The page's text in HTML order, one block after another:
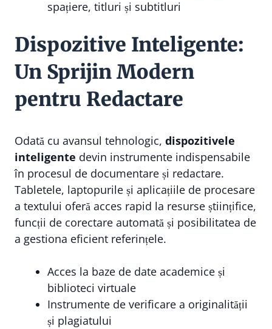
spațiere, titluri și subtitluri
Dispozitive Inteligente:
Un Sprijin Modern
pentru Redactare
Odată cu avansul tehnologic, dispozitivele
inteligente devin instrumente indispensabile
în procesul de documentare și redactare.
Tabletele, laptopurile și aplicațiile de procesare
a textului oferă acces rapid la resurse științifice,
funcții de corectare automată și posibilitatea de
a gestiona eficient referințele.
Acces la baze de date academice și
biblioteci virtuale
Instrumente de verificare a originalității
și plagiatului